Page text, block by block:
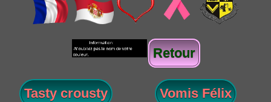
Retour
Tasty crousty
Vomis Félix